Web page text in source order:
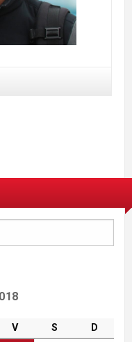
V S
D